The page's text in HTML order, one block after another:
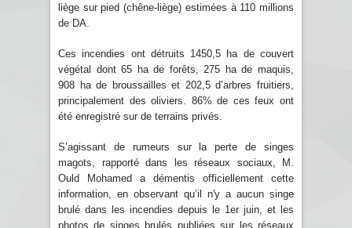
liège sur pied (chêne-liège) estimées à 110 millions
de DA.
Ces incendies ont détruits 1450,5 ha de couvert
végétal dont 65 ha de forêts, 275 ha de maquis,
908 ha de broussailles et 202,5 d’arbres fruitiers,
principalement des oliviers. 86% de ces feux ont
été enregistré sur de terrains privés.
S’agissant de rumeurs sur la perte de singes
magots, rapporté dans les réseaux sociaux, M.
Ould Mohamed a démentis officiellement cette
information, en observant qu’il n'y a aucun singe
brulé dans les incendies depuis le 1er juin, et les
photos de singes brulés publiées sur les réseaux